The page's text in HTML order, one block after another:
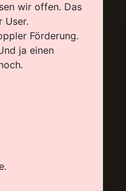
wir offen. Das
User.
Förderung.
ja einen